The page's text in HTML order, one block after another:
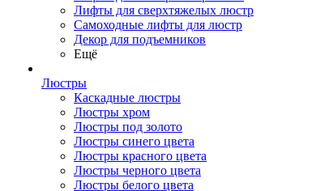
Лифты для сверхтяжелых люстр
Самоходные лифты для люстр
Декор для подъемников
Ещё
Люстры
Каскадные люстры
Люстры хром
Люстры под золото
Люстры синего цвета
Люстры красного цвета
Люстры черного цвета
Люстры белого цвета